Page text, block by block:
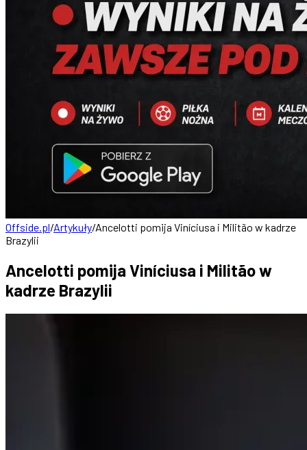
Offside.pl/Artykuły/Ancelotti pomija Viníciusa i Militão w kadrze
Brazylii
Ancelotti pomija Viníciusa i Militão w
kadrze Brazylii